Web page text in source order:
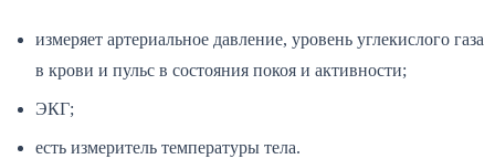
измеряет артериальное давление, уровень углекислого газа
в крови и пульс в состояния покоя и активности;
ЭКГ;
есть измеритель температуры тела.